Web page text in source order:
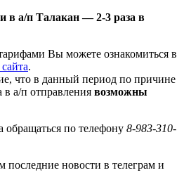
в а/п Талакан — 2-3 раза в
Вы можете ознакомиться в
.
что в данный период по причине
в а/п отправления возможны
обращаться по телефону 8-983-310-
последние новости в телеграм и